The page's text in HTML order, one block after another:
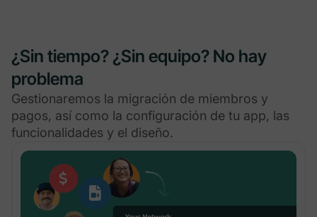
¿Sin tiempo? ¿Sin equipo? No hay
problema
Gestionaremos la migración de miembros y
pagos, así como la configuración de tu app, las
funcionalidades y el diseño.